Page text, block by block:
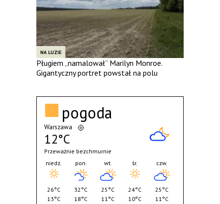
NA LUZIE
Pługiem „namalował” Marilyn Monroe.
Gigantyczny portret powstał na polu
pogoda
Warszawa
12°C
Przeważnie bezchmurnie
niedz.
26°C
13°C
pon.
32°C
18°C
wt.
25°C
11°C
śr.
24°C
10°C
czw.
25°C
11°C